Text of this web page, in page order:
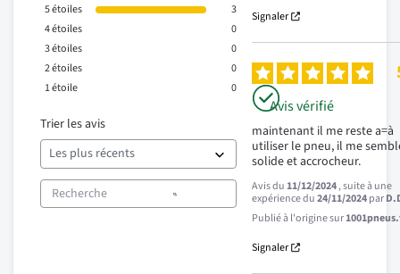
5étoiles
3
4étoiles
0
3étoiles
0
2étoiles
0
1étoile 0
Trier les avis
Signaler
Avis vérifié
maintenant il me reste a=à
utiliser le pneu, il me
solide et accrocheur.
Avis du11/12/2024, suite à une
expérience du24/11/2024par
Publié à l'origine sur
Signaler